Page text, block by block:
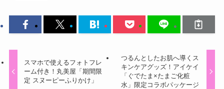
スマホで使えるフォトフレ
ーム付き！丸美屋「期間限
定 スヌーピーふりかけ」
つるんとしたお肌へ導くス
キンケアグッズ！アイケイ
「ぐでたま×たまご化粧
水」限定コラボパッケージ